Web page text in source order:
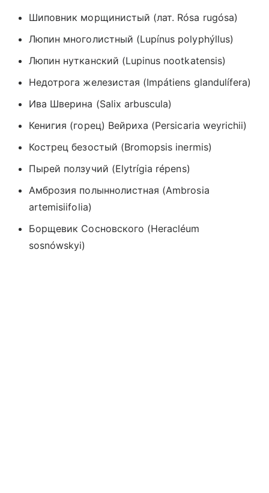
Шиповник морщинистый (лат. Rósa rugósa)
Люпин многолистный (Lupínus polyphýllus)
Люпин нутканский (Lupinus nootkatensis)
Недотрога железистая (Impátiens glandulífera)
Ива Шверина (Salix arbuscula)
Кенигия (горец) Вейриха (Persicaria weyrichii)
Кострец безостый (Bromopsis inermis)
Пырей ползучий (Elytrígia répens)
Амброзия полыннолистная (Ambrosia
artemisiifolia)
Борщевик Сосновского (Heracléum
sosnówskyi)